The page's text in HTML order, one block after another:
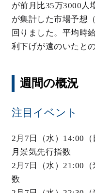
が前月比35万3000人
が集計した市場予想
回りました。平均時
利下げが遠のいたと
週間の概況
注目イベント
2月7日（水）14:00
月景気先行指数
2月7日（水）21:00
数